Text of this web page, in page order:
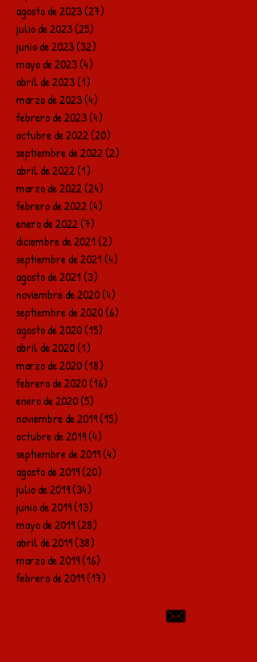
agosto de 2023(27)
julio de 2023(25)
junio de 2023(32)
mayo de 2023(4)
abril de 2023(1)
marzo de 2023(4)
febrero de 2023(4)
octubre de 2022(20)
septiembre de 2022(2)
abril de 2022(1)
marzo de 2022(24)
febrero de 2022(4)
enero de 2022(7)
diciembre de 2021(2)
septiembre de 2021(4)
agosto de 2021(3)
noviembre de 2020(4)
septiembre de 2020(6)
agosto de 2020(15)
abril de 2020(1)
marzo de 2020(18)
febrero de 2020(16)
enero de 2020(5)
noviembre de 2019(15)
octubre de 2019(4)
septiembre de 2019(4)
agosto de 2019(20)
julio de 2019(34)
junio de 2019(13)
mayo de 2019(28)
abril de 2019(38)
marzo de 2019(16)
febrero de 2019(17)